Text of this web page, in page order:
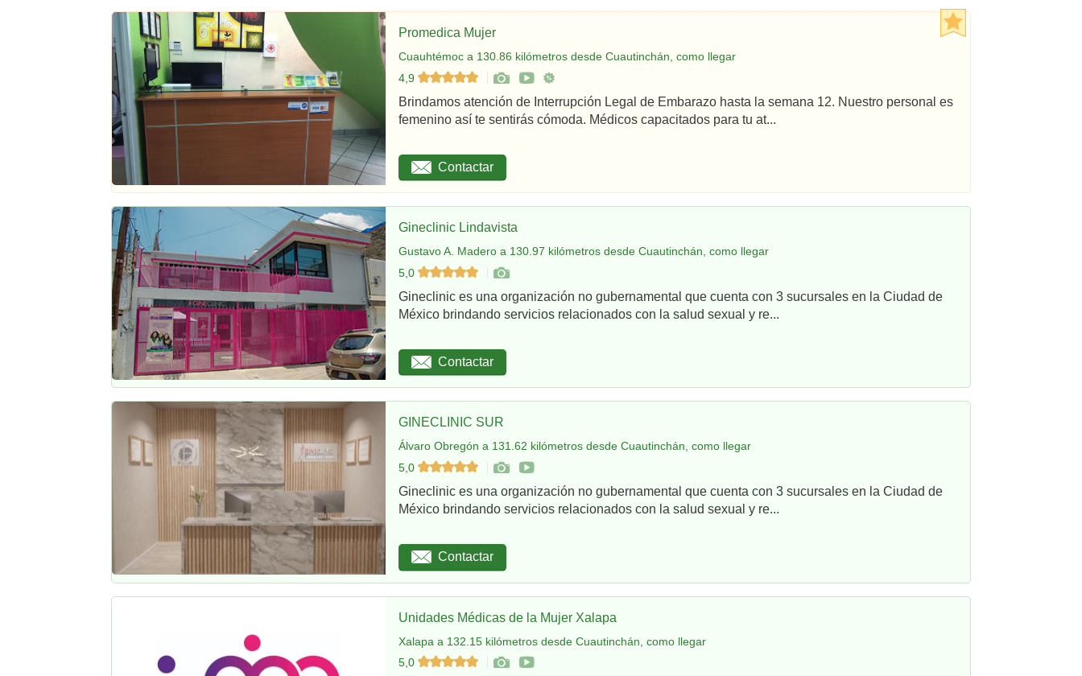
Promedica Mujer
Cuauhtémoc a 130.86 kilómetros desde Cuautinchán, como llegar
4,9
Brindamos atención de Interrupción Legal de Embarazo hasta la semana 12. Nuestro personal es
femenino así te sentirás cómoda. Médicos capacitados para tu at...
Contactar
Gineclinic Lindavista
Gustavo A. Madero a 130.97 kilómetros desde Cuautinchán, como llegar
5,0
Gineclinic es una organización no gubernamental que cuenta con 3 sucursales en la Ciudad de
México brindando servicios relacionados con la salud sexual y re...
Contactar
GINECLINIC SUR
Álvaro Obregón a 131.62 kilómetros desde Cuautinchán, como llegar
5,0
Gineclinic es una organización no gubernamental que cuenta con 3 sucursales en la Ciudad de
México brindando servicios relacionados con la salud sexual y re...
Contactar
Unidades Médicas de la Mujer Xalapa
Xalapa a 132.15 kilómetros desde Cuautinchán, como llegar
5,0